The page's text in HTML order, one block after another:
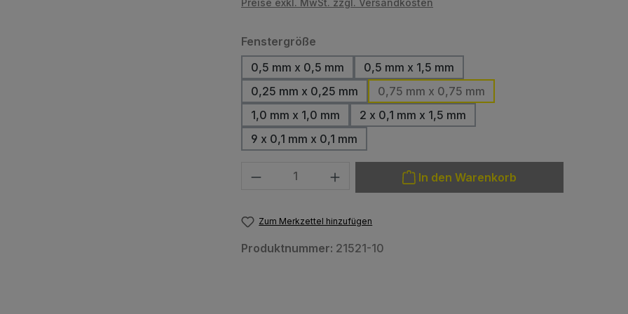
Preise exkl. MwSt. zzgl. Versandkosten
Fenstergröße
0,5 mm x 0,5 mm
0,5 mm x 1,5 mm
0,25 mm x 0,25 mm
0,75 mm x 0,75 mm
1,0 mm x 1,0 mm
2 x 0,1 mm x 1,5 mm
9 x 0,1 mm x 0,1 mm
Produkt Anzahl: Gib den gewünschten Wert ein oder benutze die
In den Warenkorb
Zum Merkzettel hinzufügen
Produktnummer: 21521-10